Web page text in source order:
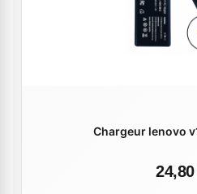
Chargeur lenovo